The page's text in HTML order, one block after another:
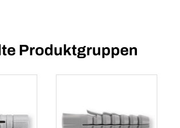
Produktgruppen